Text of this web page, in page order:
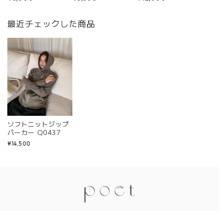
最近チェックした商品
ソフトニットジップ
パーカー Q0437
¥14,500